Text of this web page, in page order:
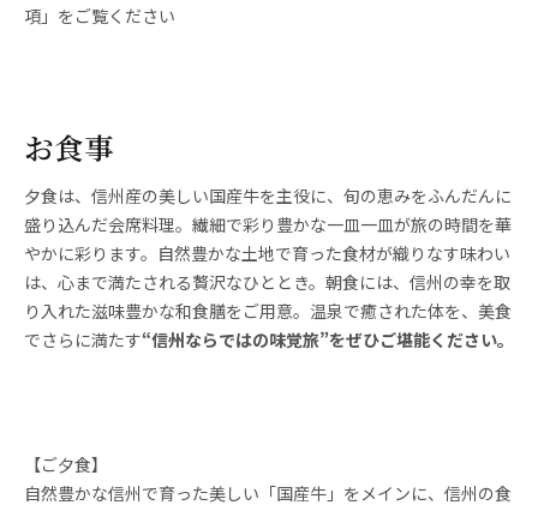
項」をご覧ください
お食事
夕食は、信州産の美しい国産牛を主役に、旬の恵みをふんだんに
盛り込んだ会席料理。繊細で彩り豊かな一皿一皿が旅の時間を華
やかに彩ります。自然豊かな土地で育った食材が織りなす味わい
は、心まで満たされる贅沢なひととき。朝食には、信州の幸を取
り入れた滋味豊かな和食膳をご用意。温泉で癒された体を、美食
でさらに満たす“信州ならではの味覚旅”をぜひご堪能ください。
【ご夕食】
自然豊かな信州で育った美しい「国産牛」をメインに、信州の食